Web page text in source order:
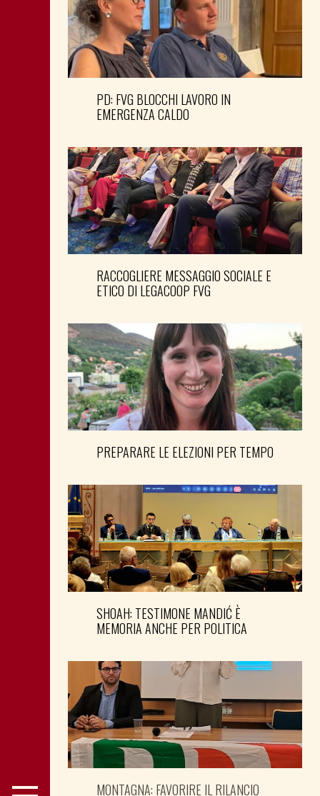
PD: FVG BLOCCHI LAVORO IN
EMERGENZA CALDO
RACCOGLIERE MESSAGGIO SOCIALE E
ETICO DI LEGACOOP FVG
PREPARARE LE ELEZIONI PER TEMPO
SHOAH: TESTIMONE MANDIĆ È
MEMORIA ANCHE PER POLITICA
MONTAGNA: FAVORIRE IL RILANCIO